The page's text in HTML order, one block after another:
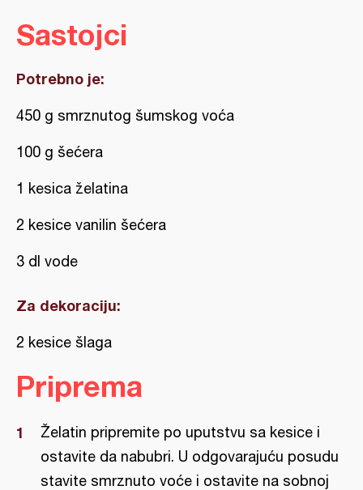
Sastojci
Potrebno je:
450 g smrznutog šumskog voća
100 g šećera
1 kesica želatina
2 kesice vanilin šećera
3 dl vode
Za dekoraciju:
2 kesice šlaga
Priprema
Želatin pripremite po uputstvu sa kesice i
ostavite da nabubri. U odgovarajuću posudu
stavite smrznuto voće i ostavite na sobnoj